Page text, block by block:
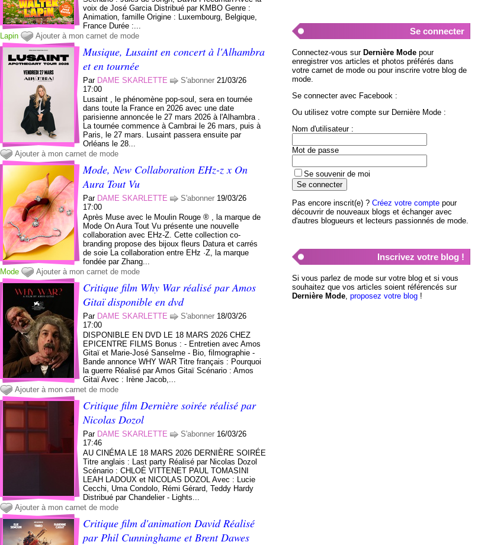
voix de José Garcia Distribué par KMBO Genre :
Animation, famille Origine : Luxembourg, Belgique,
France Durée :...
Lapin
Ajouter à mon carnet de mode
Musique, Lusaint en concert à l'Alhambra
et en tournée
Par DAME SKARLETTE S'abonner 21/03/26
17:00
Lusaint , le phénomène pop-soul, sera en tournée
dans toute la France en 2026 avec une date
parisienne annoncée le 27 mars 2026 à l'Alhambra .
La tournée commence à Cambrai le 26 mars, puis à
Paris, le 27 mars. Lusaint passera ensuite par
Orléans le 28...
Ajouter à mon carnet de mode
Mode, New Collaboration EHz-z x On
Aura Tout Vu
Par DAME SKARLETTE S'abonner 19/03/26
17:00
Après Muse avec le Moulin Rouge ® , la marque de
Mode On Aura Tout Vu présente une nouvelle
collaboration avec EHz-Z. Cette collection co-
branding propose des bijoux fleurs Datura et carrés
de soie La collaboration entre EHz ·Z, la marque
fondée par Zhang...
Mode
Ajouter à mon carnet de mode
Critique film Why War réalisé par Amos
Gitaï disponible en dvd
Par DAME SKARLETTE S'abonner 18/03/26
17:00
DISPONIBLE EN DVD LE 18 MARS 2026 CHEZ
EPICENTRE FILMS Bonus : - Entretien avec Amos
Gitaï et Marie-José Sanselme - Bio, filmographie -
Bande annonce WHY WAR Titre français : Pourquoi
la guerre Réalisé par Amos Gitaï Scénario : Amos
Gitaï Avec : Irène Jacob,...
Ajouter à mon carnet de mode
Critique film Dernière soirée réalisé par
Nicolas Dozol
Par DAME SKARLETTE S'abonner 16/03/26
17:46
AU CINÉMA LE 18 MARS 2026 DERNIÈRE SOIRÉE
Titre anglais : Last party Réalisé par Nicolas Dozol
Scénario : CHLOÉ VITTENET PAUL TOMASINI
LEAH LADOUX et NICOLAS DOZOL Avec : Lucie
Cecchi, Uma Condolo, Rémi Gérard, Teddy Hardy
Distribué par Chandelier - Lights...
Ajouter à mon carnet de mode
Critique film d'animation David Réalisé
par Phil Cunninghame et Brent Dawes
Se connecter
Connectez-vous sur Dernière Modepour
enregistrer vos articles et photos préférés dans
votre carnet de mode ou pour inscrire votre blog de
mode.
Se connecter avec Facebook :
Ou utilisez votre compte sur Dernière Mode :
Nom d'utilisateur :
Mot de passe
Se souvenir de moi
Pas encore inscrit(e) ? Créez votre comptepour
découvrir de nouveaux blogs et échanger avec
d'autres blogueurs et lecteurs passionnés de mode.
Inscrivez votre blog !
Si vous parlez de mode sur votre blog et si vous
souhaitez que vos articles soient référencés sur
Dernière Mode, proposez votre blog!